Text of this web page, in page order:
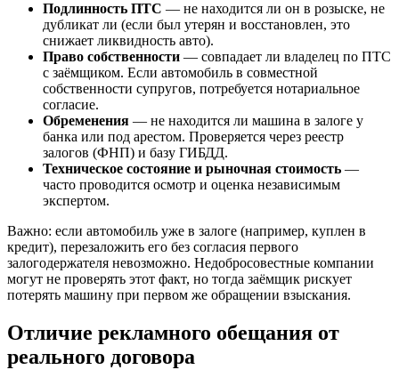
Подлинность ПТС — не находится ли он в розыске, не
дубликат ли (если был утерян и восстановлен, это
снижает ликвидность авто).
Право собственности — совпадает ли владелец по ПТС
с заёмщиком. Если автомобиль в совместной
собственности супругов, потребуется нотариальное
согласие.
Обременения — не находится ли машина в залоге у
банка или под арестом. Проверяется через реестр
залогов (ФНП) и базу ГИБДД.
Техническое состояние и рыночная стоимость —
часто проводится осмотр и оценка независимым
экспертом.
Важно: если автомобиль уже в залоге (например, куплен в
кредит), перезаложить его без согласия первого
залогодержателя невозможно. Недобросовестные компании
могут не проверять этот факт, но тогда заёмщик рискует
потерять машину при первом же обращении взыскания.
Отличие рекламного обещания от
реального договора